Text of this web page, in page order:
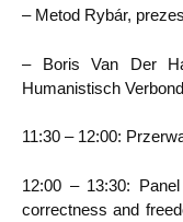
– Metod Rybár,
– Boris Van Der
Humanistisch
11:30 – 12:00:
12:00 – 13:30:
correctness and